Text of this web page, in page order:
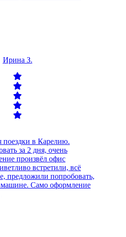
Ирина З.
в Карелию.
за 2 дня, очень
произвёл офис
встретили, всё
предложили попробовать,
машине. Само оформление